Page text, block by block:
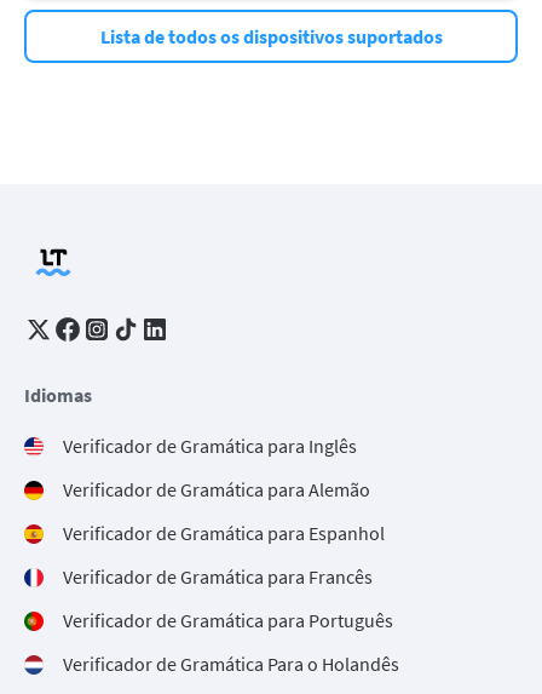
Lista de todos os dispositivos suportados
Idiomas
Verificador de Gramática para Inglês
Verificador de Gramática para Alemão
Verificador de Gramática para Espanhol
Verificador de Gramática para Francês
Verificador de Gramática para Português
Verificador de Gramática Para o Holandês